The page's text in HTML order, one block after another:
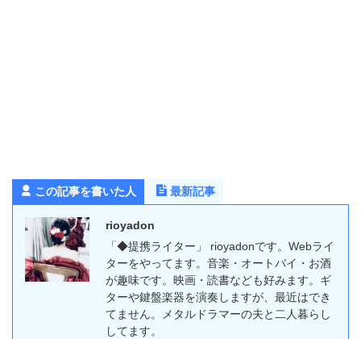
この記事を書いた人 最新記事
rioyadon
「◆提携ライター」 rioyadonです。Webライ
ターをやってます。音楽・オートバイ・お酒
が趣味です。映画・読書なども好みます。ギ
ターや鍵盤楽器を演奏しますが、最近はでき
てません。メタルドラマーの夫と二人暮らし
してます。